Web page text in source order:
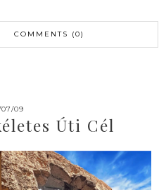
COMMENTS (0)
09
Úti Cél